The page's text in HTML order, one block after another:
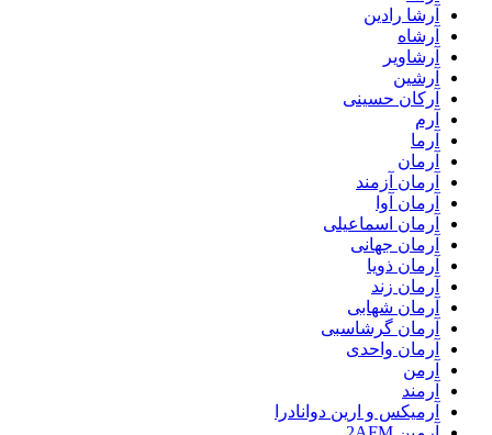
آرشا رادین
آرشاه
آرشاویر
آرشین
آرکان حسینی
آرم
آرما
آرمان
آرمان آزمند
آرمان آوا
آرمان اسماعیلی
آرمان جهانی
آرمان ذویا
آرمان زند
آرمان شهابی
آرمان گرشاسبی
آرمان واحدی
آرمن
آرمند
آرمیکس و ارین دوانادرا